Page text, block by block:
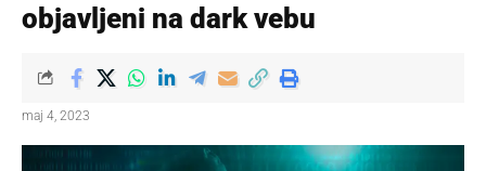
objavljeni na dark vebu
maj 4, 2023